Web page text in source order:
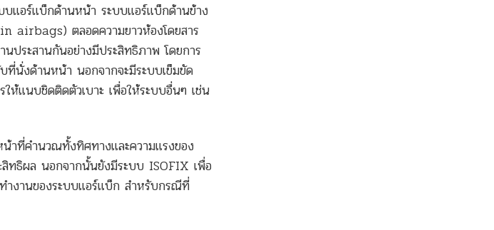
บแอร์แบ็กด้านหน้า ระบบแอร์แบ็กด้านข้าง
airbags) ตลอดความยาวห้องโดยสาร
ประสานกันอย่างมีประสิทธิภาพ โดยการ
ที่นั่งด้านหน้า นอกจากจะมีระบบเข็มขัด
แนบชิดติดตัวเบาะ เพื่อให้ระบบอื่นๆ เช่น
าที่คำนวณทั้งทิศทางและความแรงของ
สิทธิผล นอกจากนั้นยังมีระบบ ISOFIX เพื่อ
งานของระบบแอร์แบ็ก สำหรับกรณีที่